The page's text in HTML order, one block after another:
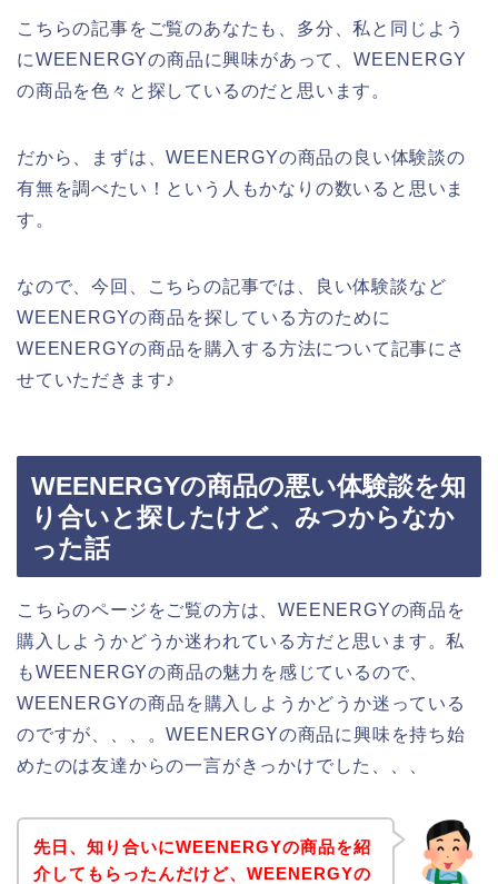
こちらの記事をご覧のあなたも、多分、私と同じよう
にWEENERGYの商品に興味があって、WEENERGY
の商品を色々と探しているのだと思います。
だから、まずは、WEENERGYの商品の良い体験談の
有無を調べたい！という人もかなりの数いると思いま
す。
なので、今回、こちらの記事では、良い体験談など
WEENERGYの商品を探している方のために
WEENERGYの商品を購入する方法について記事にさ
せていただきます♪
WEENERGYの商品の悪い体験談を知
り合いと探したけど、みつからなか
った話
こちらのページをご覧の方は、WEENERGYの商品を
購入しようかどうか迷われている方だと思います。私
もWEENERGYの商品の魅力を感じているので、
WEENERGYの商品を購入しようかどうか迷っている
のですが、、、。WEENERGYの商品に興味を持ち始
めたのは友達からの一言がきっかけでした、、、
先日、知り合いにWEENERGYの商品を紹
介してもらったんだけど、WEENERGYの